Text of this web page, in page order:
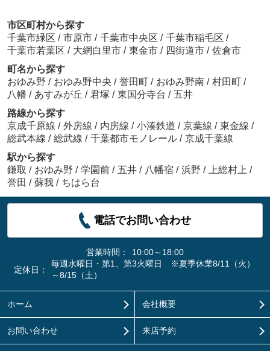
市区町村から探す
千葉市緑区 / 市原市 / 千葉市中央区 / 千葉市稲毛区 /
千葉市若葉区 / 大網白里市 / 東金市 / 四街道市 / 佐倉市
町名から探す
おゆみ野 / おゆみ野中央 / 誉田町 / おゆみ野南 / 村田町 /
八幡 / あすみが丘 / 君塚 / 東国分寺台 / 五井
路線から探す
京成千原線 / 外房線 / 内房線 / 小湊鉄道 / 京葉線 / 東金線 /
総武本線 / 総武線 / 千葉都市モノレール / 京成千葉線
駅から探す
鎌取 / おゆみ野 / 学園前 / 五井 / 八幡宿 / 浜野 / 上総村上 /
誉田 / 蘇我 / ちはら台
電話でお問い合わせ
営業時間：
10:00～18:00
定休日：
毎週水曜日・第1、第3火曜日 ※夏季休業8/11（火）
～8/15（土）
ホーム 会社概要
お問い合わせ 来店予約